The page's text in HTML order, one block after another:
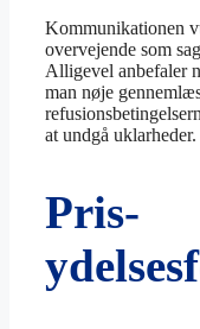
Kommunikationen
overvejende som
Alligevel anbefaler
man nøje
at undgå uklarheder.
Pris-